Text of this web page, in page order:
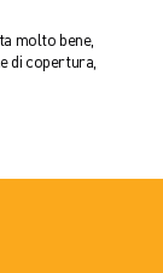
molto bene,
di copertura,